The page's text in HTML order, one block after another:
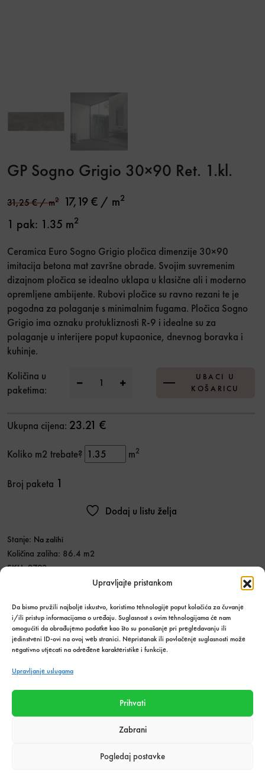
Upravljajte pristankom
Da bismo pružili najbolje iskustvo, koristimo tehnologije poput kolačića za čuvanje
i/ili pristup informacijama o uređaju. Suglasnost s ovim tehnologijama će nam
omogućiti da obrađujemo podatke kao što su ponašanje pri pregledavanju ili
jedinstveni ID-ovi na ovoj web stranici. Nepristanak ili povlačenje suglasnosti može
negativno utjecati na određene karakteristike i funkcije.
Upravljanje uslugama
Prihvati
Zabrani
Pogledaj postavke
GP Sogno Grigio 30×90 Ret. 1.kl.
31,25€/ m2 17,19€ / m2
1 pak: 1.35 m2
Ceramica Euro Sogno Grigio pločica dimenzije 30×90
imitacija betona mat završne obrade. Svojim suvremenim
dizajnom pločica se idealno uklapa u klasične ali i moderno
opremljene ambijente. Rubovi pločice su ravno rezani te je
pogodna za polaganje s minimalnim fugama. Pločica Sogno
Grigio ima oznaku protukliznosti R-9 i idealne su za
polaganje u interijere poput kupaonice, dnevnog boravka i
kuhinje.
Količina u
paketima:
GP Sogno Grigio 30x90 Ret. 1.kl. količina
UBACI U
KOŠARICU
Ukupna cijena: 23.21 €
Koliko m2 trebate? m2
Broj paketa 1
Dodaj u listu želja
Stanje: Na zalihi
Količina zaliha: 86.4 m2
SKU:2793
Podijeli s prijateljima:
Težina
24,03 kg
Efekt
Beton
Retificiran